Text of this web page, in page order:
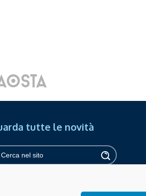
tutte le novità